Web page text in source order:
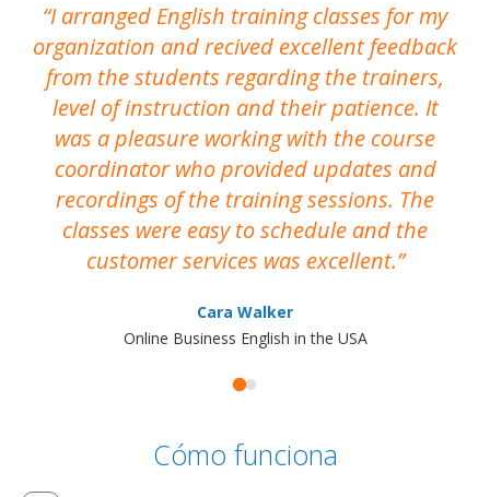
I arranged English training classes for my
organization and recived excellent feedback
from the students regarding the trainers,
level of instruction and their patience. It
was a pleasure working with the course
coordinator who provided updates and
recordings of the training sessions. The
classes were easy to schedule and the
customer services was excellent.
Cara Walker
Online Business English in the USA
Cómo funciona